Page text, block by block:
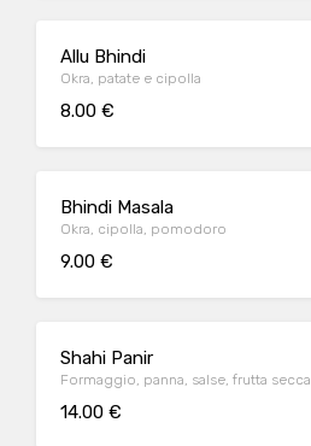
Allu Bhindi
Okra, patate e cipolla
8.00 €
Bhindi Masala
Okra, cipolla, pomodoro
9.00 €
Shahi Panir
Formaggio, panna, salse, frutta secca
14.00 €